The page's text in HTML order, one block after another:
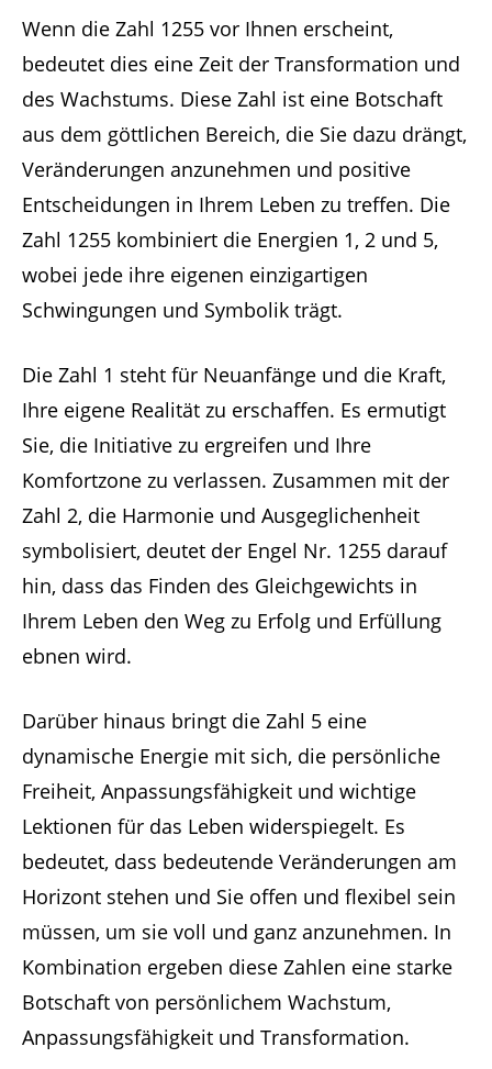
Wenn die Zahl 1255 vor Ihnen erscheint,
bedeutet dies eine Zeit der Transformation und
des Wachstums. Diese Zahl ist eine Botschaft
aus dem göttlichen Bereich, die Sie dazu drängt,
Veränderungen anzunehmen und positive
Entscheidungen in Ihrem Leben zu treffen. Die
Zahl 1255 kombiniert die Energien 1, 2 und 5,
wobei jede ihre eigenen einzigartigen
Schwingungen und Symbolik trägt.
Die Zahl 1 steht für Neuanfänge und die Kraft,
Ihre eigene Realität zu erschaffen. Es ermutigt
Sie, die Initiative zu ergreifen und Ihre
Komfortzone zu verlassen. Zusammen mit der
Zahl 2, die Harmonie und Ausgeglichenheit
symbolisiert, deutet der Engel Nr. 1255 darauf
hin, dass das Finden des Gleichgewichts in
Ihrem Leben den Weg zu Erfolg und Erfüllung
ebnen wird.
Darüber hinaus bringt die Zahl 5 eine
dynamische Energie mit sich, die persönliche
Freiheit, Anpassungsfähigkeit und wichtige
Lektionen für das Leben widerspiegelt. Es
bedeutet, dass bedeutende Veränderungen am
Horizont stehen und Sie offen und flexibel sein
müssen, um sie voll und ganz anzunehmen. In
Kombination ergeben diese Zahlen eine starke
Botschaft von persönlichem Wachstum,
Anpassungsfähigkeit und Transformation.